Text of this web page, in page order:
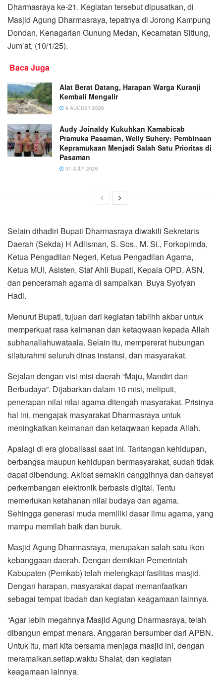
Dharmasraya ke-21. Kegiatan tersebut dipusatkan, di
Masjid Agung Dharmasraya, tepatnya di Jorong Kampung
Dondan, Kenagarian Gunung Medan, Kecamatan Sitiung,
Jum’at, (10/1/25).
Baca Juga
Alat Berat Datang, Harapan Warga Kuranji
Kembali Mengalir
6 AUGUST 2026
Audy Joinaldy Kukuhkan Kamabicab
Pramuka Pasaman, Welly Suhery: Pembinaan
Kepramukaan Menjadi Salah Satu Prioritas di
Pasaman
31 JULY 2026
Selain dihadiri Bupati Dharmasraya diwakili Sekretaris
Daerah (Sekda) H Adlisman, S. Sos., M. Si., Forkopimda,
Ketua Pengadilan Negeri, Ketua Pengadilan Agama,
Ketua MUI, Asisten, Staf Ahli Bupati, Kepala OPD, ASN,
dan penceramah agama di sampaikan Buya Syofyan
Hadi.
Menurut Bupati, tujuan dari kegiatan tablihh akbar untuk
memperkuat rasa keimanan dan ketaqwaan kepada Allah
subhanallahuwataala. Selain itu, mempererat hubungan
silaturahmi seluruh dinas instansi, dan masyarakat.
Sejalan dengan visi misi daerah “Maju, Mandiri dan
Berbudaya”. Dijabarkan dalam 10 misi, meliputi,
penerapan nilai nilai agama ditengah masyarakat. Prisinya
hal ini, mengajak masyarakat Dharmasraya untuk
meningkatkan keimanan dan ketaqwaan kepada Allah.
Apalagi di era globalisasi saat ini. Tantangan kehidupan,
berbangsa maupun kehidupan bermasyarakat, sudah tidak
dapat dibendung. Akibat semakin canggihnya dan dahsyat
perkembangan elektronik berbasis digital. Tentu
memerlukan ketahanan nilai budaya dan agama.
Sehingga generasi muda memiliki dasar ilmu agama, yang
mampu memilah baik dan buruk.
Masjid Agung Dharmasraya, merupakan salah satu ikon
kebanggaan daerah. Dengan demikian Pemerintah
Kabupaten (Pemkab) telah melengkapi fasilitas masjid.
Dengan harapan, masyarakat dapat memanfaatkan
sebagai tempat ibadah dan kegiatan keagamaan lainnya.
“Agar lebih megahnya Masjid Agung Dharmasraya, telah
dibangun empat menara. Anggaran bersumber dari APBN.
Untuk itu, mari kita bersama menjaga masjid ini, dengan
meramaikan.setiap.waktu Shalat, dan kegiatan
keagamaan lainnya.